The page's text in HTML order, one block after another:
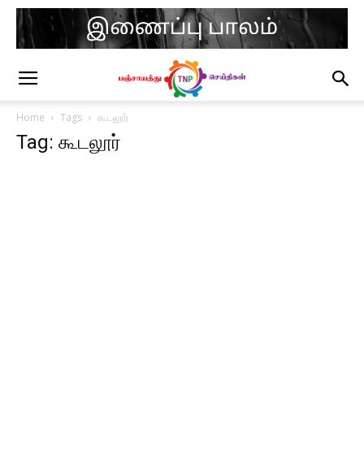
Home Tags கூடலூர்
Tag: கூடலூர்